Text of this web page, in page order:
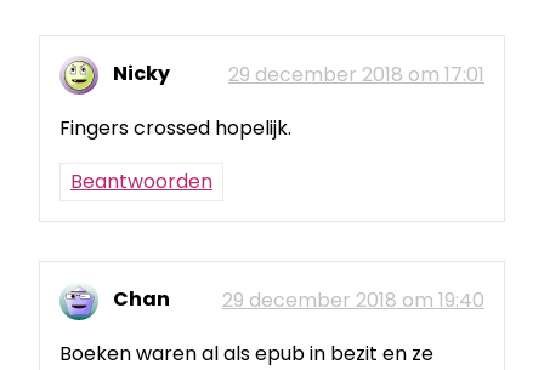
Nicky
29 december 2018 om 17:01
Fingers crossed hopelijk.
Beantwoorden
Chan
29 december 2018 om 19:40
Boeken waren al als epub in bezit en ze